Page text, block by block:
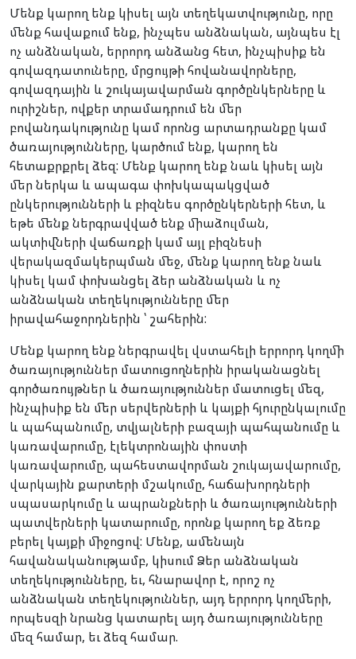
Մենք կարող ենք կիսել այն տեղեկատվությունը, որը
մենք հավաքում ենք, ինչպես անձնական, այնպես էլ
ոչ անձնական, երրորդ անձանց հետ, ինչպիսիք են
գովազդատուները, մրցույթի հովանավորները,
գովազդային և շուկայավարման գործընկերները և
ուրիշներ, ովքեր տրամադրում են մեր
բովանդակությունը կամ որոնց արտադրանքը կամ
ծառայությունները, կարծում ենք, կարող են
հետաքրքրել ձեզ: Մենք կարող ենք նաև կիսել այն
մեր ներկա և ապագա փոխկապակցված
ընկերությունների և բիզնես գործընկերների հետ, և
եթե մենք ներգրավված ենք միաձուլման,
ակտիվների վաճառքի կամ այլ բիզնեսի
վերակազմակերպման մեջ, մենք կարող ենք նաև
կիսել կամ փոխանցել ձեր անձնական և ոչ
անձնական տեղեկությունները մեր
իրավահաջորդներին ՝ շահերին:
Մենք կարող ենք ներգրավել վստահելի երրորդ կողմի
ծառայություններ մատուցողներին իրականացնել
գործառույթներ և ծառայություններ մատուցել մեզ,
ինչպիսիք են մեր սերվերների և կայքի հյուրընկալումը
և պահպանումը, տվյալների բազայի պահպանումը և
կառավարումը, էլեկտրոնային փոստի
կառավարումը, պահեստավորման շուկայավարումը,
վարկային քարտերի մշակումը, հաճախորդների
սպասարկումը և ապրանքների և ծառայությունների
պատվերների կատարումը, որոնք կարող եք ձեռք
բերել կայքի միջոցով: Մենք, ամենայն
հավանականությամբ, կիսում Ձեր անձնական
տեղեկությունները, եւ, հնարավոր է, որոշ ոչ
անձնական տեղեկություններ, այդ երրորդ կողմերի,
որպեսզի նրանց կատարել այդ ծառայությունները
մեզ համար, եւ ձեզ համար.